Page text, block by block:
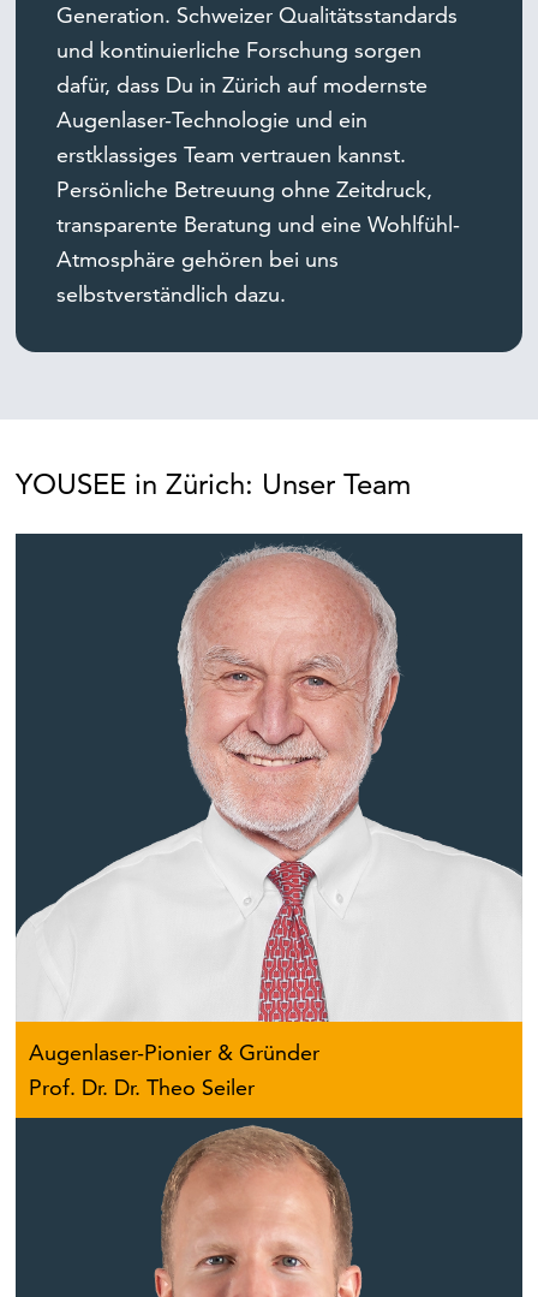
Generation. Schweizer Qualitätsstandards
und kontinuierliche Forschung sorgen
dafür, dass Du in Zürich auf modernste
Augenlaser-Technologie und ein
erstklassiges Team vertrauen kannst.
Persönliche Betreuung ohne Zeitdruck,
transparente Beratung und eine Wohlfühl-
Atmosphäre gehören bei uns
selbstverständlich dazu.
YOUSEE in Zürich: Unser Team
Augenlaser-Pionier & Gründer
Prof. Dr. Dr. Theo Seiler